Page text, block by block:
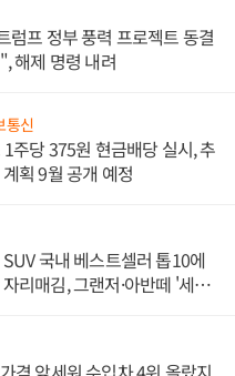
럼프 정부 풍력 프로젝트 동결
해제 명령 내려
통신
주당 375원 현금배당 실시, 추
획 9월 공개 예정
국내 베스트셀러 톱10에
리매김, 그랜저·아반떼 '세단